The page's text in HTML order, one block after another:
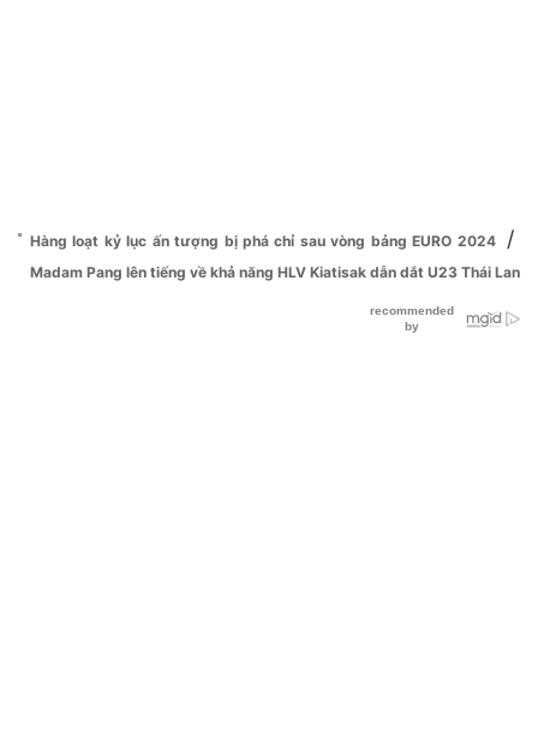
Hàng loạt kỷ lục ấn tượng bị phá chỉ sau vòng bảng EURO 2024 /
Madam Pang lên tiếng về khả năng HLV Kiatisak dẫn dắt U23 Thái Lan